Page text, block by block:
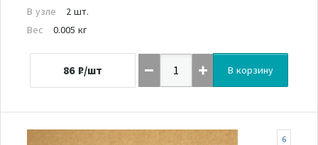
В узле
2 шт.
Вес
0.005 кг
86 ₽/шт В корзину
6